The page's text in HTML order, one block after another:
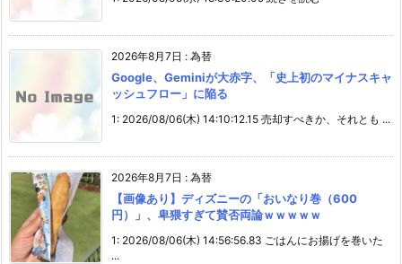
2026年8月7日 : 為替
Google、Geminiが大赤字、「史上初のマイナスキャ
ッシュフロー」に陥る
1: 2026/08/06(木) 14:10:12.15 売却すべきか、それとも ...
2026年8月7日 : 為替
【画像あり】ディズニーの「おいなり巻（600
円）」、卑猥すぎて賛否両論ｗｗｗｗｗ
1: 2026/08/06(木) 14:56:56.83 ごはんにお揚げを巻いた
...